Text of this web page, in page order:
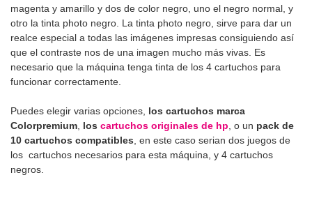
magenta y amarillo y dos de color negro, uno el negro normal, y
otro la tinta photo negro. La tinta photo negro, sirve para dar un
realce especial a todas las imágenes impresas consiguiendo así
que el contraste nos de una imagen mucho más vivas. Es
necesario que la máquina tenga tinta de los 4 cartuchos para
funcionar correctamente.
Puedes elegir varias opciones, los cartuchos marca
Colorpremium los cartuchos originales de hp , o un pack de
10 cartuchos compatibles , en este caso serian dos juegos de
los cartuchos necesarios para esta máquina, y 4 cartuchos
negros.